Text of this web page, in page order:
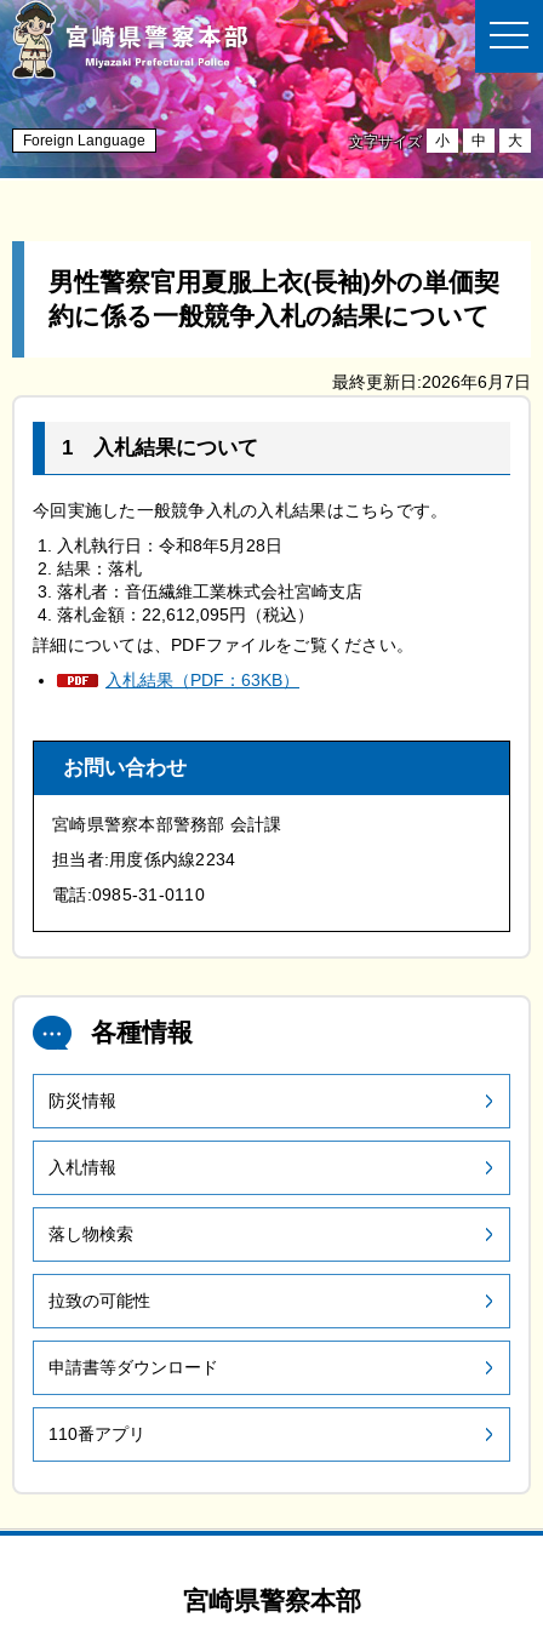
t
o
g
l
e
n
a
v
Foreign Language 文字サイズ 小 中 大
男性警察官用夏服上衣(長袖)外の単価契
約に係る一般競争入札の結果について
最終更新日:2026年6月7日
1 入札結果について
今回実施した一般競争入札の入札結果はこちらです。
入札執行日：令和8年5月28日
結果：落札
落札者：音伍繊維工業株式会社宮崎支店
落札金額：22,612,095円（税込）
詳細については、PDFファイルをご覧ください。
入札結果（PDF：63KB）
お問い合わせ
宮崎県警察本部警務部 会計課
担当者:用度係内線2234
電話:0985-31-0110
各種情報
防災情報
入札情報
落し物検索
拉致の可能性
申請書等ダウンロード
110番アプリ
宮崎県警察本部